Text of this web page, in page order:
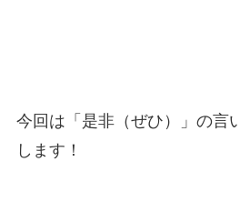
今回は「是非（ぜひ）」の言
します！